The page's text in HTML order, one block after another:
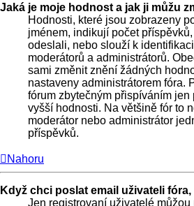
Jaká je moje hodnost a jak ji můžu
Hodnosti, které jsou zobrazeny
jménem, indikují počet
odeslali, nebo slouží k
moderátorů a administrátorů.
sami změnit znění žádných
nastaveny administrátorem fóra.
fórum zbytečným přispíváním jen
vyšší hodnosti. Na většině fór to
moderátor nebo administrátor
příspěvků.
Nahoru
Když chci poslat email uživateli
Jen registrovaní uživatelé